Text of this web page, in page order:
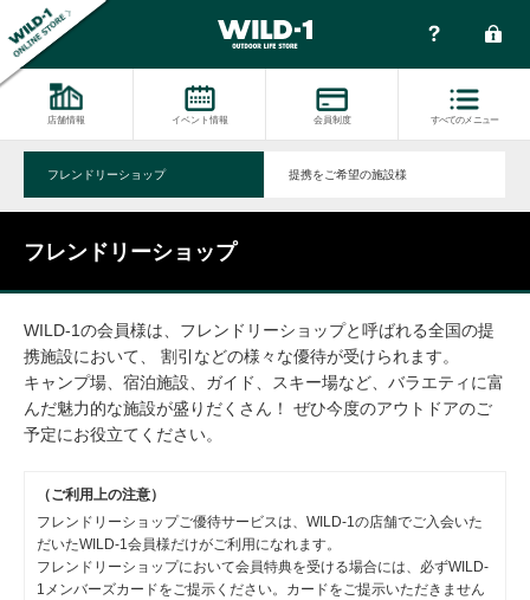
店舗情報 イベント情報 会員制度 すべてのメニュー
フレンドリーショップ 提携をご希望の施設様
フレンドリーショップ
WILD-1の会員様は、フレンドリーショップと呼ばれる全国の提
携施設において、 割引などの様々な優待が受けられます。
キャンプ場、宿泊施設、ガイド、スキー場など、バラエティに富
んだ魅力的な施設が盛りだくさん！ ぜひ今度のアウトドアのご
予定にお役立てください。
（ご利用上の注意）
フレンドリーショップご優待サービスは、WILD-1の店舗でご入会いた
だいたWILD-1会員様だけがご利用になれます。
フレンドリーショップにおいて会員特典を受ける場合には、必ずWILD-
1メンバーズカードをご提示ください。カードをご提示いただきません